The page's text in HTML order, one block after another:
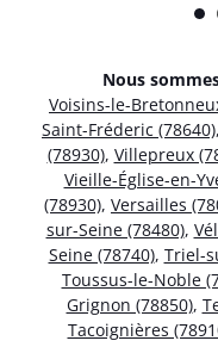
Nous
Voisins-le-
Saint-Fréderic (78640),
(78930), Villepreux
Vieille-Église-en-
(78930), Versailles
sur-Seine (78480),
Seine (78740), Triel-
Toussus-le-Noble
Grignon (78850),
Tacoignières